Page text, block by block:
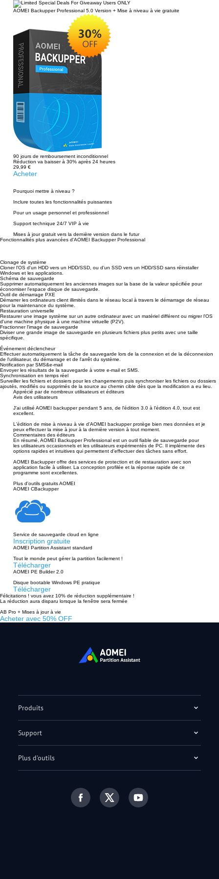
AOMEI Backupper Professional 5.0 Version + Mise à niveau à vie gratuite
90 jours de remboursement inconditionnel
Réduction va baisser à 30% après 24 heures
29,99 €
Acheter
Pourquoi mettre à niveau ?
Inclure toutes les fonctionnalités puissantes
Pour un usage personnel et professionnel
Support technique 24/7 VIP à vie
Mises à jour gratuit vers la dernière version dans le futur
Fonctionnalités plus avancées d'AOMEI Backupper Professional
Clonage de système
Cloner l'OS d'un HDD vers un HDD/SSD, ou d'un SSD vers un HDD/SSD sans réinstaller
Windows et les applications.
Schéma de sauvegarde
Supprimer automatiquement les anciennes images sur la base de la valeur spécifiée pour
économiser l'espace disque de sauvegarde.
Outil de démarrage PXE
Démarrer les ordinateurs client illimités dans le réseau local à travers le démarrage de réseau
pour la maintenance du système.
Restauration universelle
Restaurer une image système sur un autre ordinateur avec un matériel différent ou migrer l'OS
d'une machine physique à une machine virtuelle (P2V).
Fractionner l'image de sauvegarde
Diviser une grande image de sauvegarde en plusieurs fichiers plus petits avec une taille
spécifique.
Événement déclencheur
Effectuer automatiquement la tâche de sauvegarde lors de la connexion et de la déconnexion
de l'utilisateur, du démarrage et de l'arrêt du système.
Notification par SMS&e-mail
Envoyer les résultats de la sauvegarde à votre e-mail et SMS.
Synchronisation en temps réel
Surveiller les fichiers et dossiers pour les changements puis synchroniser les fichiers ou dossiers
ajoutés, modifiés ou supprimés de la source au chemin cible dès que la modification a eu lieu.
Apprécié par de nombreux utilisateurs et éditeurs
Avis des utilisateurs
J'ai utilisé AOMEI backupper pendant 5 ans, de l'édition 3.0 à l'édition 4.0, tout est
excellent.
L'édition de mise à niveau à vie d'AOMEI backupper protège bien mes données et je
peux effectuer la mise à jour à la dernière version à tout moment.
Commentaires des éditeurs
En résumé, AOMEI Backupper Professional est un outil fiable de sauvegarde pour
les utilisateurs occasionnels et les utilisateurs expérimentés de PC. Il implémente des
options rapides et intuitives qui permettent d'effectuer des tâches sans effort.
AOMEI Backupper offre des services de protection et de restauration avec son
application facile à utiliser. La conception profilée et la réponse rapide de ce
programme sont excellentes.
Plus d'outils gratuits AOMEI
AOMEI CBackupper
Service de sauvegarde cloud en ligne
Inscription gratuite
AOMEI Partition Assistant standard
Tout le monde peut gérer la partition facilement !
Télécharger
AOMEI PE Builder 2.0
Disque bootable Windows PE pratique
Télécharger
Félicitations ! vous avez 10% de réduction supplémentaire !
La réduction aura disparu lorsque la fenêtre sera fermée
AB Pro + Mises à jour à vie
Acheter avec 50% OFF
Produits
Support
Plus d'outils